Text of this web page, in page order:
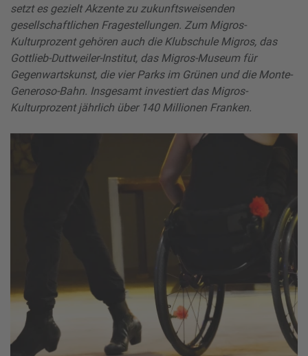
setzt es gezielt Akzente zu zukunftsweisenden
gesellschaftlichen Fragestellungen. Zum Migros-
Kulturprozent gehören auch die Klubschule Migros, das
Gottlieb-Duttweiler-Institut, das Migros-Museum für
Gegenwartskunst, die vier Parks im Grünen und die Monte-
Generoso-Bahn. Insgesamt investiert das Migros-
Kulturprozent jährlich über 140 Millionen Franken.